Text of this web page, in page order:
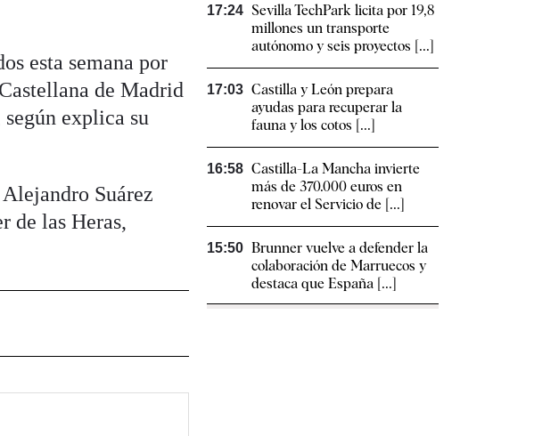
esta semana por
de Madrid
explica su
Suárez
de las Heras,
17:24 Sevilla TechPark licita por 19,8
millones un transporte
autónomo y seis proyectos [...]
17:03 Castilla y León prepara
ayudas para recuperar la
fauna y los cotos [...]
16:58 Castilla-La Mancha invierte
más de 370.000 euros en
renovar el Servicio de [...]
15:50 Brunner vuelve a defender la
colaboración de Marruecos y
destaca que España [...]